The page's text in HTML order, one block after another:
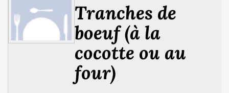
Tranches de
boeuf (à la
cocotte ou au
four)